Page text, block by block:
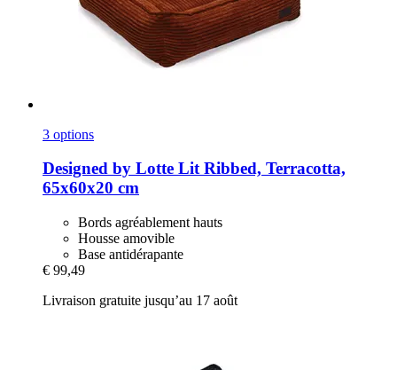
3 options
Designed by Lotte Lit Ribbed, Terracotta,
65x60x20 cm
Bords agréablement hauts
Housse amovible
Base antidérapante
€ 99,49
Livraison gratuite jusqu’au 17 août